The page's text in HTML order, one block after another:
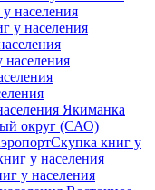
населения
у населения
Якиманка
округ (САО)
Скупка книг у
у населения
у населения